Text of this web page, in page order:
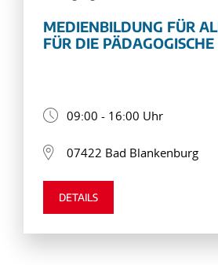
MEDIENBILDUNG FÜR
FÜR DIE PÄDAGOGISCHE
09:00 - 16:00 Uhr
07422 Bad Blankenburg
DETAILS